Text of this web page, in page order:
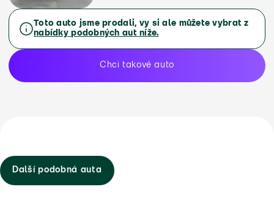
Toto auto jsme prodali, vy si ale můžete vybrat z
nabídky podobných aut níže.
Chci takové auto
Další podobná auta